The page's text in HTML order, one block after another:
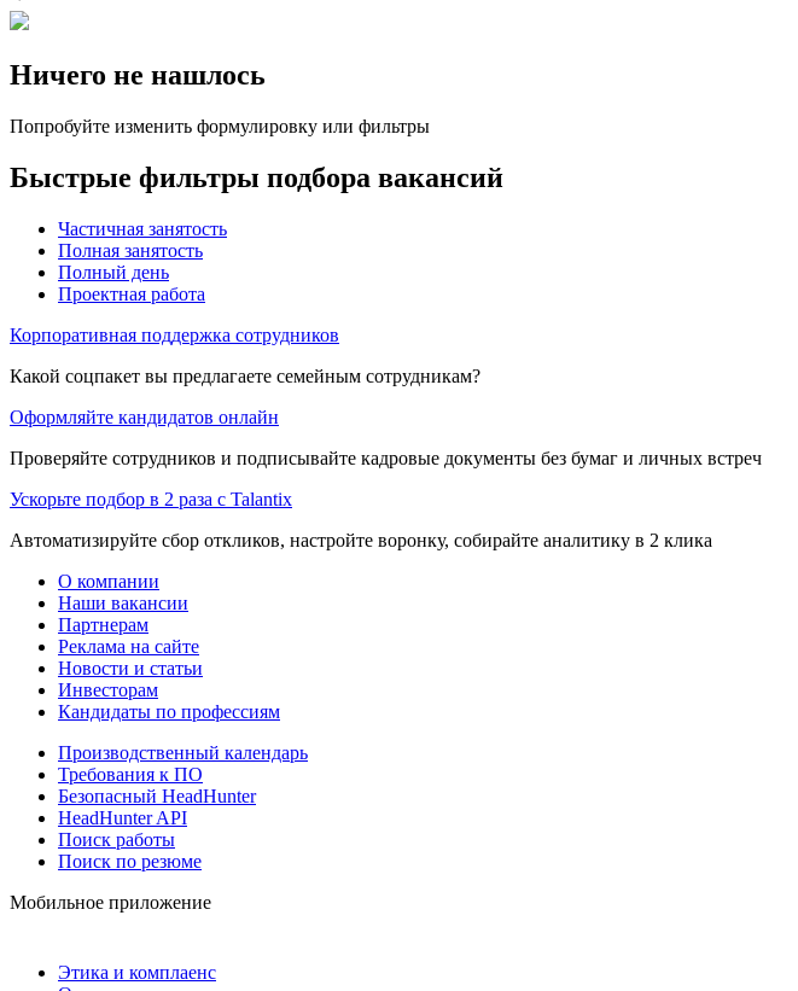
Ничего не нашлось
Попробуйте изменить формулировку или фильтры
Быстрые фильтры подбора вакансий
Частичная занятость
Полная занятость
Полный день
Проектная работа
Корпоративная поддержка сотрудников
Какой соцпакет вы предлагаете семейным сотрудникам?
Оформляйте кандидатов онлайн
Проверяйте сотрудников и подписывайте кадровые документы без бумаг и личных встреч
Ускорьте подбор в 2 раза с Talantix
Автоматизируйте сбор откликов, настройте воронку, собирайте аналитику в 2 клика
О компании
Наши вакансии
Партнерам
Реклама на сайте
Новости и статьи
Инвесторам
Кандидаты по профессиям
Производственный календарь
Требования к ПО
Безопасный HeadHunter
HeadHunter API
Поиск работы
Поиск по резюме
Мобильное приложение
Этика и комплаенс